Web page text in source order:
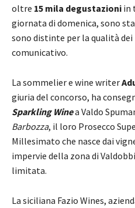
oltre 15 mila degustazioni in
giornata di domenica, sono
sono distinte per la qualità
comunicativo.
La sommelier e wine writer
giuria del concorso, ha
Sparkling Winea Valdo
Barbozza, il loro Prosecco
Millesimato che nasce dai
impervie della zona di
limitata.
La siciliana Fazio Wines,